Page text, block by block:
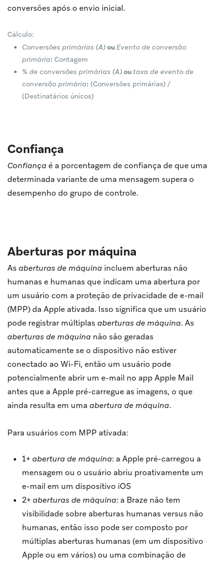
conversões após o envio inicial.
Cálculo:
Conversões primárias (A)ou Evento de conversão
primária: Contagem
% de conversões primárias (A)ou taxa de evento de
conversão primária: (Conversões primárias) /
(Destinatários únicos)
Confiança
Confiança é a porcentagem de confiança de que uma
determinada variante de uma mensagem supera o
desempenho do grupo de controle.
Aberturas por máquina
As aberturas de máquina incluem aberturas não
humanas e humanas que indicam uma abertura por
um usuário com a proteção de privacidade de e-mail
(MPP) da Apple ativada. Isso significa que um usuário
pode registrar múltiplas aberturas de máquina. As
aberturas de máquina não são geradas
automaticamente se o dispositivo não estiver
conectado ao Wi-Fi, então um usuário pode
potencialmente abrir um e-mail no app Apple Mail
antes que a Apple pré-carregue as imagens, o que
ainda resulta em uma abertura de máquina.
Para usuários com MPP ativada:
1+abertura de máquina: a Apple pré-carregou a
mensagem ou o usuário abriu proativamente um
e-mail em um dispositivo iOS
2+aberturas de máquina: a Braze não tem
visibilidade sobre aberturas humanas versus não
humanas, então isso pode ser composto por
múltiplas aberturas humanas (em um dispositivo
Apple ou em vários) ou uma combinação de